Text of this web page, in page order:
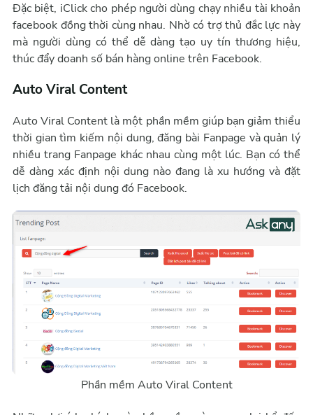
Đặc biệt, iClick cho phép người dùng chạy nhiều tài khoản
facebook đồng thời cùng nhau. Nhờ có trợ thủ đắc lực này
mà người dùng có thể dễ dàng tạo uy tín thương hiệu,
thúc đẩy doanh số bán hàng online trên Facebook.
Auto Viral Content
Auto Viral Content là một phần mềm giúp bạn giảm thiểu
thời gian tìm kiếm nội dung, đăng bài Fanpage và quản lý
nhiều trang Fanpage khác nhau cùng một lúc. Bạn có thể
dễ dàng xác định nội dung nào đang là xu hướng và đặt
lịch đăng tải nội dung đó Facebook.
Phần mềm Auto Viral Content